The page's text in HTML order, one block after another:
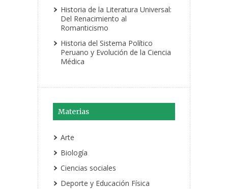
Historia de la Literatura Universal:
Del Renacimiento al
Romanticismo
Historia del Sistema Político
Peruano y Evolución de la Ciencia
Médica
Materias
Arte
Biología
Ciencias sociales
Deporte y Educación Física